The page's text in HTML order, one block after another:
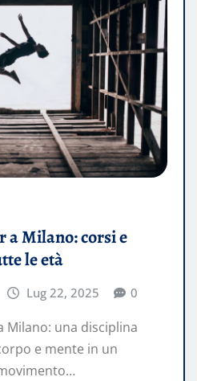
Milano: corsi e
le età
Lug 22, 2025 0
Milano: una disciplina
e mente in un